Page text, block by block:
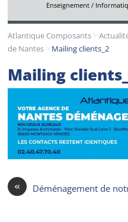
Enseignement /
Atlantique Composants >
de Nantes > Mailing clients_2
Mailing
« Déménagement de